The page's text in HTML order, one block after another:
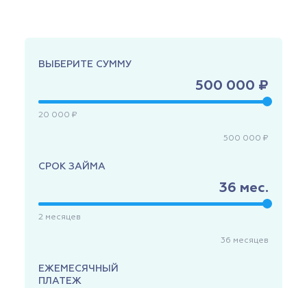
ВЫБЕРИТЕ СУММУ
500 000 ₽
20 000 ₽
500 000 ₽
СРОК ЗАЙМА
36 мес.
2 месяцев
36 месяцев
ЕЖЕМЕСЯЧНЫЙ
ПЛАТЕЖ